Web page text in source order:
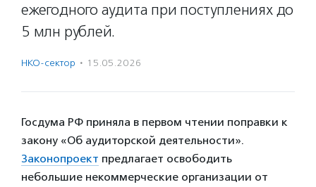
ежегодного аудита при поступлениях до
5 млн рублей.
НКО-сектор · 15.05.2026
Госдума РФ приняла в первом чтении поправки к
закону «Об аудиторской деятельности».
Законопроект предлагает освободить
небольшие некоммерческие организации от